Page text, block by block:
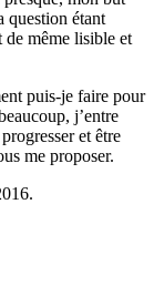
question étant
de même lisible et
puis-je faire pour
j’entre
et être
me proposer.